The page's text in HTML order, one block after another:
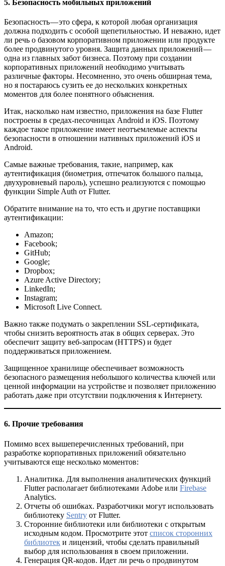
5. Безопасность мобильных приложений
Безопасность — это сфера, к которой любая организация
должна подходить с особой щепетильностью. И неважно, идет
ли речь о базовом корпоративном приложении или продукте
более продвинутого уровня. Защита данных приложений —
одна из главных забот бизнеса. Поэтому при создании
корпоративных приложений необходимо учитывать
различные факторы. Несомненно, это очень обширная тема,
но я постараюсь сузить ее до нескольких конкретных
моментов для более понятного объяснения.
Итак, насколько нам известно, приложения на базе Flutter
построены в средах-песочницах Android и iOS. Поэтому
каждое такое приложение имеет неотъемлемые аспекты
безопасности в отношении нативных приложений iOS и
Android.
Самые важные требования, такие, например, как
аутентификация (биометрия, отпечаток большого пальца,
двухуровневый пароль), успешно реализуются с помощью
функции Simple Auth от Flutter.
Обратите внимание на то, что есть и другие поставщики
аутентификации:
Amazon;
Facebook;
GitHub;
Google;
Dropbox;
Azure Active Directory;
LinkedIn;
Instagram;
Microsoft Live Connect.
Важно также подумать о закреплении SSL-сертификата,
чтобы снизить вероятность атак в общих серверах. Это
обеспечит защиту веб-запросам (HTTPS) и будет
поддерживаться приложением.
Защищенное хранилище обеспечивает возможность
безопасного размещения небольшого количества ключей или
ценной информации на устройстве и позволяет приложению
работать даже при отсутствии подключения к Интернету.
6. Прочие требования
Помимо всех вышеперечисленных требований, при
разработке корпоративных приложений обязательно
учитываются еще несколько моментов:
Аналитика. Для выполнения аналитических функций
Flutter располагает библиотеками Adobe или Firebase
Analytics.
Отчеты об ошибках. Разработчики могут использовать
библиотеку Sentry от Flutter.
Сторонние библиотеки или библиотеки с открытым
исходным кодом. Просмотрите этот список сторонних
библиотек и лицензий, чтобы сделать правильный
выбор для использования в своем приложении.
Генерация QR-кодов. Идет ли речь о продвинутом